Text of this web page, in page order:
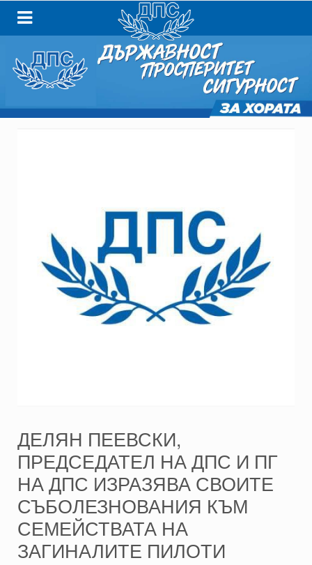
ДЕЛЯН ПЕЕВСКИ,
ПРЕДСЕДАТЕЛ НА ДПС И ПГ
НА ДПС ИЗРАЗЯВА СВОИТЕ
СЪБОЛЕЗНОВАНИЯ КЪМ
СЕМЕЙСТВАТА НА
ЗАГИНАЛИТЕ ПИЛОТИ